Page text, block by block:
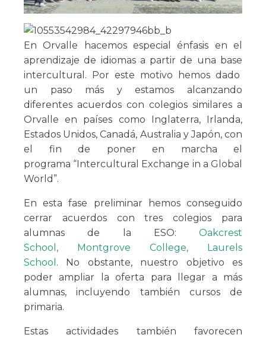
En Orvalle hacemos especial énfasis en el
aprendizaje de idiomas a partir de una base
intercultural. Por este motivo hemos dado
un paso más y estamos alcanzando
diferentes acuerdos con colegios similares a
Orvalle en países como Inglaterra, Irlanda,
Estados Unidos, Canadá, Australia y Japón, con
el fin de poner en marcha el
programa “Intercultural Exchange in a Global
World”.
En esta fase preliminar hemos conseguido
cerrar acuerdos con tres colegios para
alumnas de la ESO: Oakcrest
School , Montgrove College,
Laurels
School . No obstante, nuestro objetivo es
poder ampliar la oferta para llegar a más
alumnas, incluyendo también cursos de
primaria.
Estas actividades también favorecen